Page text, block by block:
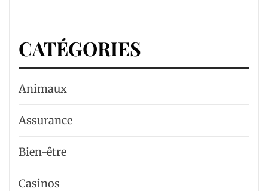
CATÉGORIES
Animaux
Assurance
Bien-être
Casinos